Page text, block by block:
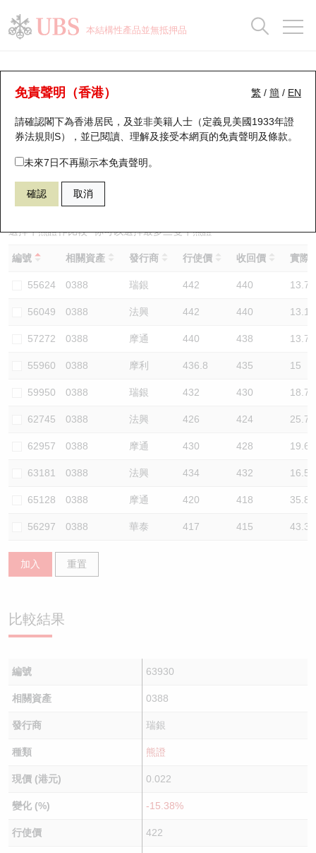
本結構性產品並無抵押品
繁 / 簡 / EN
免責聲明（香港）
請確認閣下為香港居民，及並非美籍人士（定義見美國1933年證
券法規則S），並已閱讀、理解及接受本網頁的免責聲明及條款。
未來7日不再顯示本免責聲明。
確認 取消
牛熊證分析儀
表現 街貨統計 比較
63930 瑞銀熊證 0388 香港交易所
選擇牛熊證作比較 *你可以選擇最多三隻牛熊證
編號 相關資產 發行商 行使價 收回價 實際
55624 0388 瑞銀 442 440 13.7
56049 0388 法興 442 440 13.1
57272 0388 摩通 440 438 13.7
55960 0388 摩利 436.8 435 15
59950 0388 瑞銀 432 430 18.7
62745 0388 法興 426 424 25.7
62957 0388 摩通 430 428 19.6
63181 0388 法興 434 432 16.5
65128 0388 摩通 420 418 35.8
56297 0388 華泰 417 415 43.3
加入 重置
比較結果
編號 63930
相關資產 0388
發行商 瑞銀
種類 熊證
現價 (港元) 0.022
變化 (%) -15.38%
行使價 422
瑞銀認股證一覽
新發行瑞銀認股證
即將到期認股證
認股證到期結算價查詢
認股證分析儀
認股證速算機
認股證/牛熊證日誌
認股證文件及公告
街貨統計
比較
牛熊全景快搜
牛熊證搜尋
牛熊證街貨分佈圖
正股牛熊證列表
新發行瑞銀牛熊證
已收回牛熊證剩餘價值
牛熊證到期結算價查詢
牛熊證分析儀
牛熊證文件及公告
牛熊證文件及公告 (瑞信)
街貨統計
比較
十大升幅/跌幅
十大認股證成交分佈
十天股證佔大市成交
資金流
街貨統計
三十大平均引伸波幅
正股分析儀
二十大活躍股份
恒指成份股
國指成份股
科指成份股
相關資產沽空
中資ETFs溢價比較
AH 股價對照
ADR
收市競價變化
持股比重
顯示所有持股比重
每月輪證大市專題
輪證專欄
講座及教育短片
認股證投資者教育
牛熊證投資者教育
認股證牛熊證常問問題